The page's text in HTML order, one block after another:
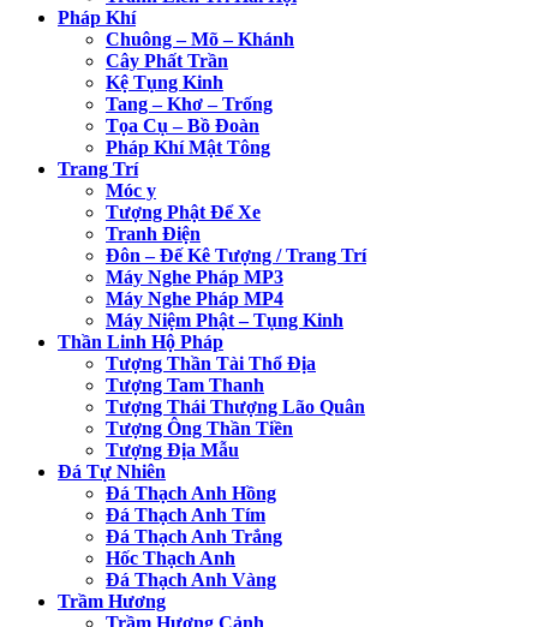
Pháp Khí
Chuông – Mõ – Khánh
Cây Phất Trần
Kệ Tụng Kinh
Tang – Khơ – Trống
Tọa Cụ – Bồ Đoàn
Pháp Khí Mật Tông
Trang Trí
Móc y
Tượng Phật Để Xe
Tranh Điện
Đôn – Đế Kê Tượng / Trang Trí
Máy Nghe Pháp MP3
Máy Nghe Pháp MP4
Máy Niệm Phật – Tụng Kinh
Thần Linh Hộ Pháp
Tượng Thần Tài Thổ Địa
Tượng Tam Thanh
Tượng Thái Thượng Lão Quân
Tượng Ông Thần Tiền
Tượng Địa Mẫu
Đá Tự Nhiên
Đá Thạch Anh Hồng
Đá Thạch Anh Tím
Đá Thạch Anh Trắng
Hốc Thạch Anh
Đá Thạch Anh Vàng
Trầm Hương